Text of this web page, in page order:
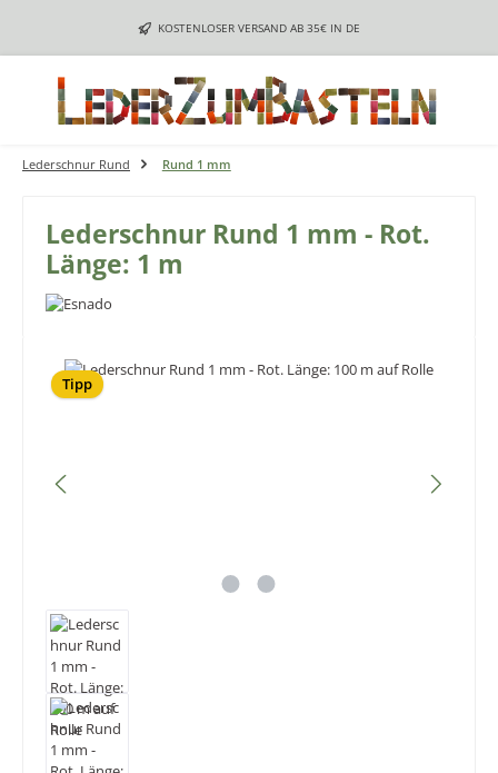
Zum Hauptinhalt springenKOSTENLOSER VERSAND AB 35€ IN DE
Lederschnur Rund Rund 1 mm
Lederschnur Rund 1 mm - Rot.
Länge: 1 m
Bildergalerie überspringen
Tipp